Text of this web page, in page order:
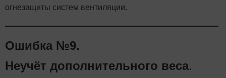
огнезащиты систем вентиляции.
Ошибка №9.
Неучёт дополнительного веса.